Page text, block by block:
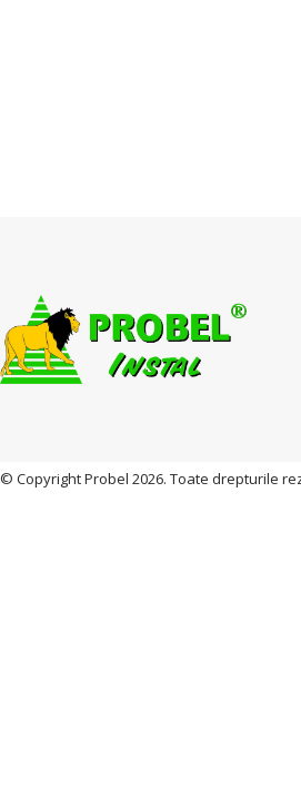
© Copyright Probel 2026. Toate drepturile